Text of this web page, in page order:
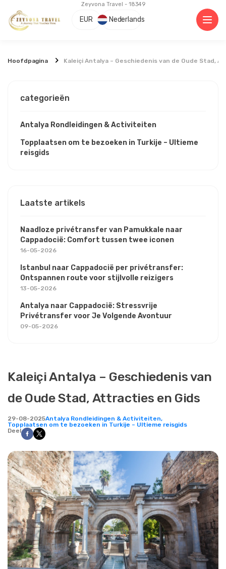
Zeyvona Travel - 18349
EUR Nederlands
Hoofdpagina Kaleiçi Antalya – Geschiedenis van de Oude Stad,
Kaleiçi Antalya – Geschiedenis van
de Oude Stad, Attracties en Gids
29-08-2025Antalya Rondleidingen & Activiteiten,
Topplaatsen om te bezoeken in Turkije – Ultieme reisgids
Deel
categorieën
Antalya Rondleidingen & Activiteiten
Topplaatsen om te bezoeken in Turkije – Ultieme
reisgids
Laatste artikels
Naadloze privétransfer van Pamukkale naar
Cappadocië: Comfort tussen twee iconen
16-05-2026
Istanbul naar Cappadocië per privétransfer:
Ontspannen route voor stijlvolle reizigers
13-05-2026
Antalya naar Cappadocië: Stressvrije
Privétransfer voor Je Volgende Avontuur
09-05-2026